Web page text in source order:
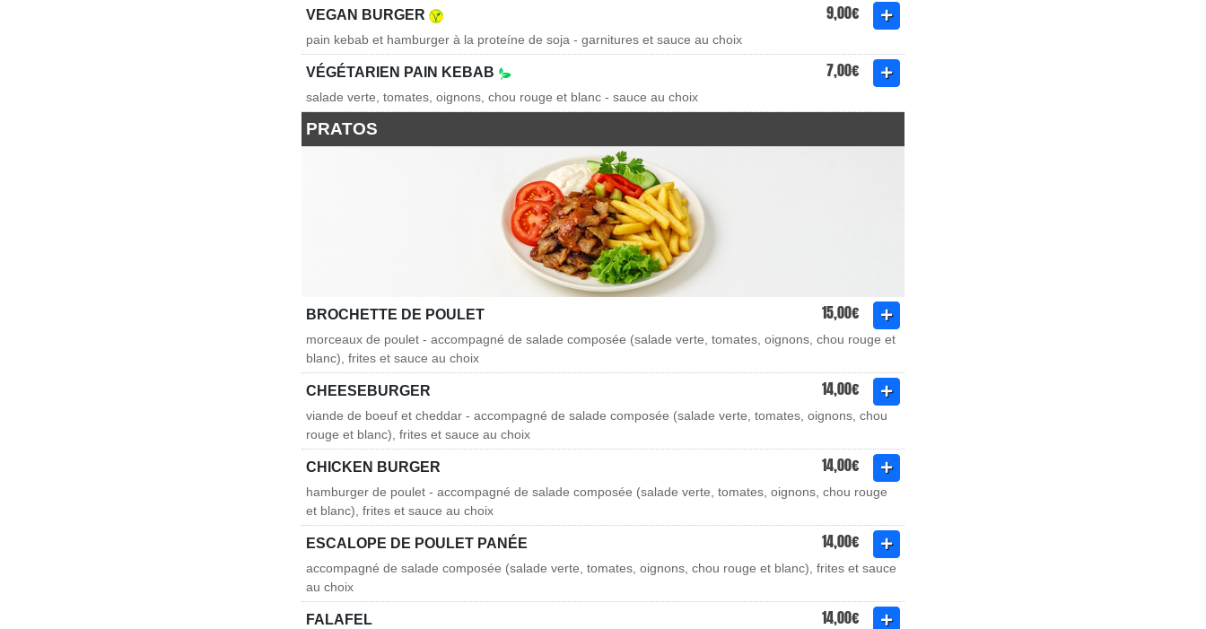
VEGAN BURGER 9,00€
pain kebab et hamburger à la proteíne de soja - garnitures et sauce au choix
VÉGÉTARIEN PAIN KEBAB 7,00€
salade verte, tomates, oignons, chou rouge et blanc - sauce au choix
PRATOS
BROCHETTE DE POULET 15,00€
morceaux de poulet - accompagné de salade composée (salade verte, tomates, oignons, chou rouge et
blanc), frites et sauce au choix
CHEESEBURGER 14,00€
viande de boeuf et cheddar - accompagné de salade composée (salade verte, tomates, oignons, chou
rouge et blanc), frites et sauce au choix
CHICKEN BURGER 14,00€
hamburger de poulet - accompagné de salade composée (salade verte, tomates, oignons, chou rouge
et blanc), frites et sauce au choix
ESCALOPE DE POULET PANÉE 14,00€
accompagné de salade composée (salade verte, tomates, oignons, chou rouge et blanc), frites et sauce
au choix
FALAFEL 14,00€